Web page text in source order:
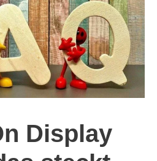
Display